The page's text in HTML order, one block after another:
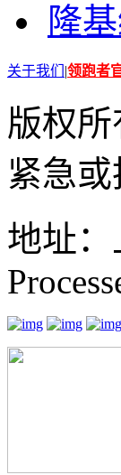
隆
关于我们 |领跑者
版权所
紧急
地址：